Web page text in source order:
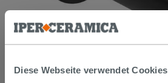
Diese Webseite verwendet Cookies